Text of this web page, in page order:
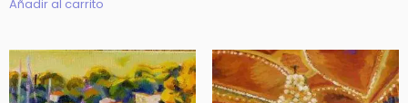
Añadir al carrito